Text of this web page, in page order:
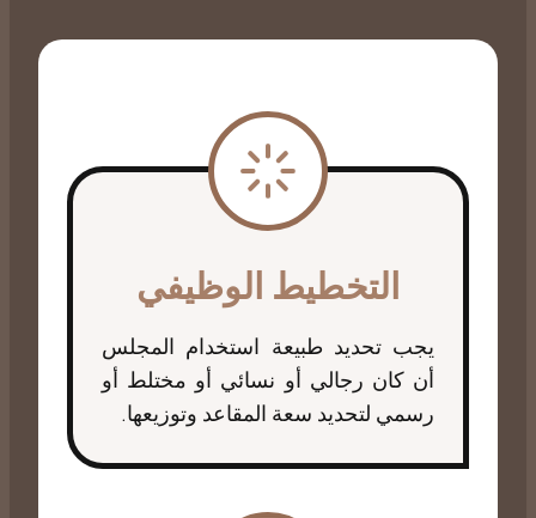
التخطيط الوظيفي
يجب تحديد طبيعة استخدام المجلس
أن كان رجالي أو نسائي أو مختلط أو
رسمي لتحديد سعة المقاعد وتوزيعها.